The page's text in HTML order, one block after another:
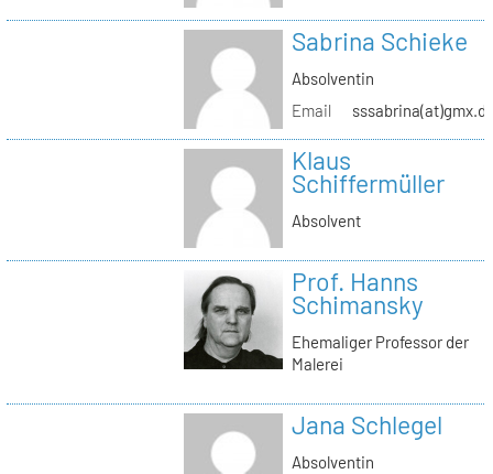
Sabrina Schieke
Absolventin
Email
Klaus
Schiffermüller
Absolvent
Prof. Hanns
Schimansky
Ehemaliger Professor der
Malerei
Jana Schlegel
Absolventin